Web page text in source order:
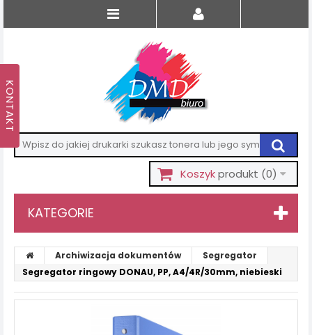
Koszykprodukt (0)
KATEGORIE
Archiwizacja dokumentów
Segregator
Segregator ringowy DONAU, PP, A4/4R/30mm, niebieski